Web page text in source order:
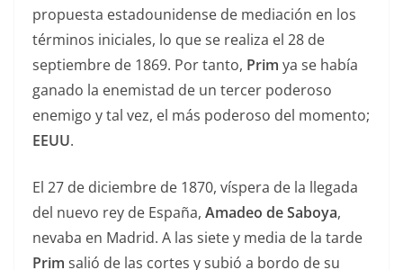
propuesta estadounidense de mediación en los
términos iniciales, lo que se realiza el 28 de
septiembre de 1869. Por tanto, Prim ya se había
ganado la enemistad de un tercer poderoso
enemigo y tal vez, el más poderoso del momento;
EEUU.
El 27 de diciembre de 1870, víspera de la llegada
del nuevo rey de España, Amadeo de Saboya,
nevaba en Madrid. A las siete y media de la tarde
Prim salió de las cortes y subió a bordo de su